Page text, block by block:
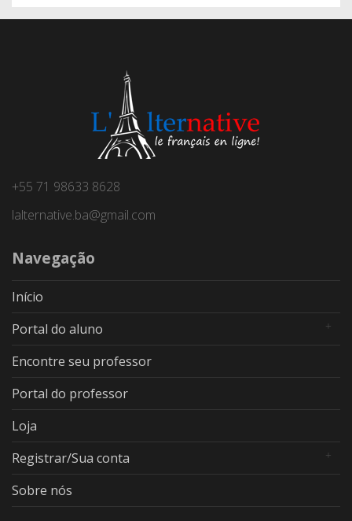
+55 71 98633 8628
lalternative.ba@gmail.com
Navegação
Início
Portal do aluno
Encontre seu professor
Portal do professor
Loja
Registrar/Sua conta
Sobre nós